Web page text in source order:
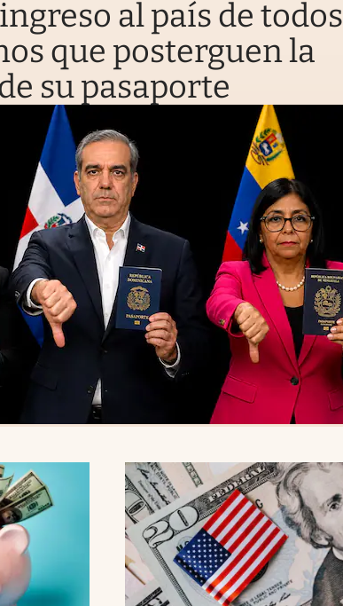
al país de todos
que posterguen la
su pasaporte